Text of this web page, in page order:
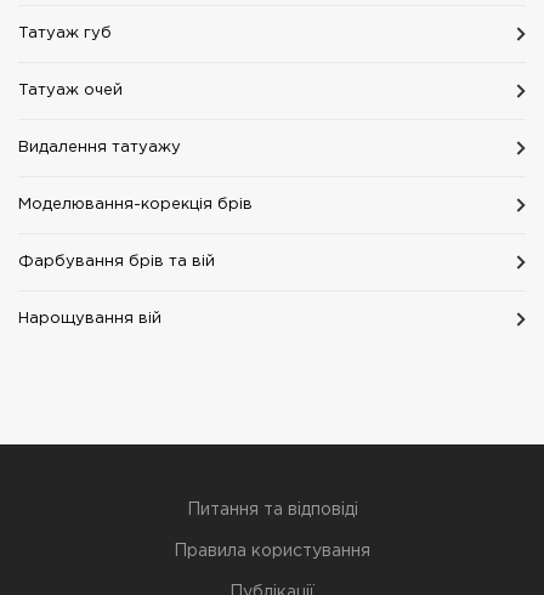
Татуаж губ
Татуаж очей
Видалення татуажу
Моделювання-корекція брів
Фарбування брів та вій
Нарощування вій
Питання та відповіді
Правила користування